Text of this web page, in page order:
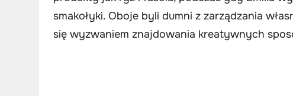
smakołyki. Oboje byli dumni z zarządzania
się wyzwaniem znajdowania kreatywnych